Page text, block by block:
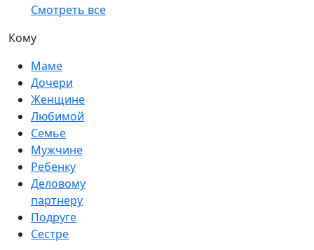
Смотреть все
Кому
Маме
Дочери
Женщине
Любимой
Семье
Мужчине
Ребенку
Деловому
партнеру
Подруге
Сестре